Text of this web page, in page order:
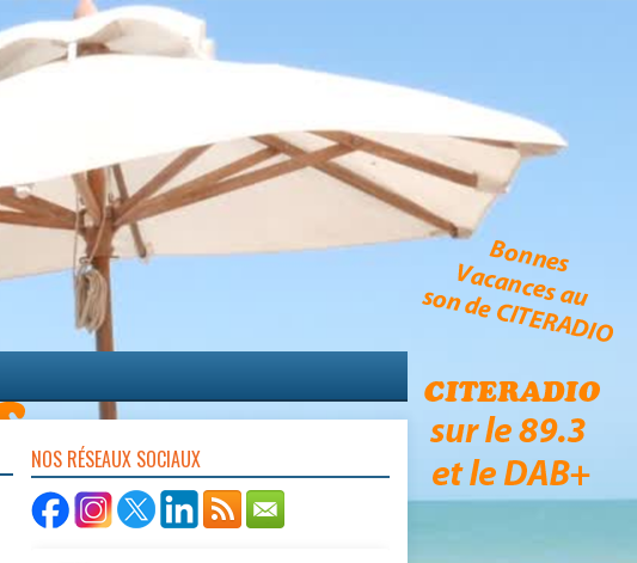
NOS RÉSEAUX SOCIAUX